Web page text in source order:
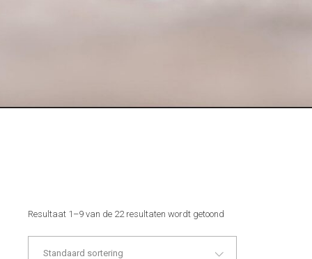
Resultaat 1–9 van de 22 resultaten wordt getoond
Standaard sortering